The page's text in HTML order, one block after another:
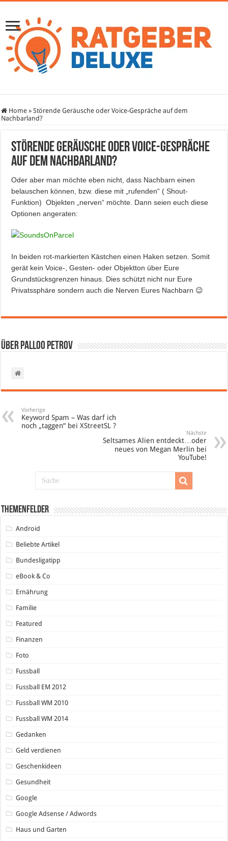
Home » Störende Geräusche oder Voice-Gespräche auf dem
Nachbarland?
Störende Geräusche oder Voice-Gespräche
auf dem Nachbarland?
Oder aber man möchte eben nicht, dass Nachbarn einen
belauschen können, bzw. diese mit „rufenden“ ( Shout-
Funktion) Objekten „nerven“ möchte. Dann seien euch diese
Optionen angeraten:
In beiden rot-markierten Kästchen einen Haken setzen. Somit
gerät kein Voice-, Gesten- oder Objektton über Eure
Grundstücksgrenzen hinaus. Dies schützt nicht nur Eure
Privatssphäre sondern auch die Nerven Eures Nachbarn 😉
Über Palloo Petrov
Vorherige
Keyword Spam – Was darf ich
noch „taggen“ bei XStreetSL ?
Nächste
Seltsames Alien entdeckt…oder
neues von Megan Merlin bei
YouTube!
Themenfelder
Android
Beliebte Artikel
Bundesligatipp
eBook & Co
Ernährung
Familie
Featured
Finanzen
Foto
Fussball
Fussball EM 2012
Fussball WM 2010
Fussball WM 2014
Gedanken
Geld verdienen
Geschenkideen
Gesundheit
Google
Google Adsense / Adwords
Haus und Garten